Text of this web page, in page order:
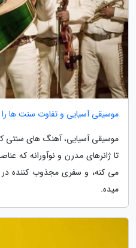
موسیقی آسیایی و تفاوت سنت ها
موسیقی آسیایی، آهنگ های سنتی
تا ژانرهای مدرن و نوآورانه که
می کنه، و سفری مجذوب کننده در
میده.